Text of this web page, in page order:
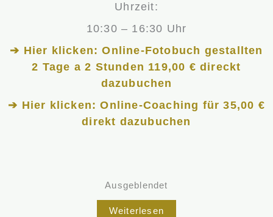
Uhrzeit:
10:30 – 16:30 Uhr
➔ Hier klicken: Online-Fotobuch gestallten
2 Tage a 2 Stunden 119,00 € direckt
dazubuchen
➔ Hier klicken: Online-Coaching für 35,00 €
direkt dazubuchen
Ausgeblendet
Weiterlesen